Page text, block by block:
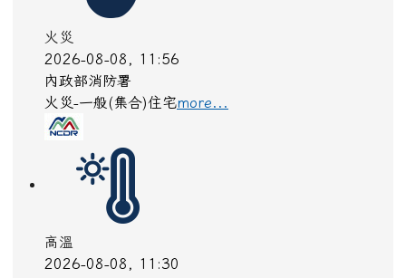
火災
2026-08-08, 11:56
內政部消防署
火災-一般(集合)住宅more...
高溫
2026-08-08, 11:30